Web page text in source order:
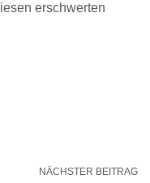
erschwerten
NÄCHSTER BEITRAG